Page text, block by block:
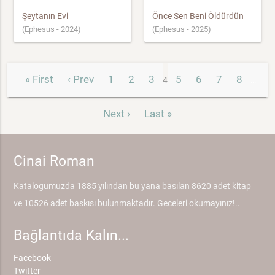
Şeytanın Evi
(Ephesus - 2024)
Önce Sen Beni Öldürdün
(Ephesus - 2025)
« First ‹ Prev 1 2 3 4 5 6 7 8
Next › Last »
Cinai Roman
Katalogumuzda 1885 yılından bu yana basılan 8620 adet kitap
ve 10526 adet baskısı bulunmaktadır. Geceleri okumayınız!..
Bağlantıda Kalın...
Facebook
Twitter